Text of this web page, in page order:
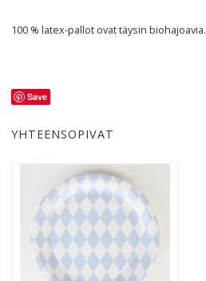
100 % latex-pallot ovat täysin biohajoavia.
Save
YHTEENSOPIVAT